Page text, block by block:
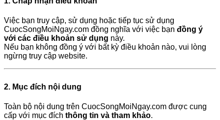
Việc bạn truy cập, sử dụng hoặc tiếp tục sử dụng
CuocSongMoiNgay.com đồng nghĩa với việc bạn đồng ý
với các điều khoản sử dụng này.
Nếu bạn không đồng ý với bất kỳ điều khoản nào, vui lòng
ngừng truy cập website.
2. Mục đích nội dung
Toàn bộ nội dung trên CuocSongMoiNgay.com được cung
cấp với mục đích thông tin và tham khảo.